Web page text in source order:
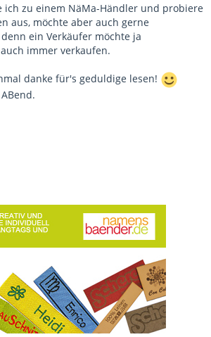
ich zu einem NäMa-Händler und probiere
aus, möchte aber auch gerne
ein Verkäufer möchte ja
immer verkaufen.
danke für's geduldige lesen!